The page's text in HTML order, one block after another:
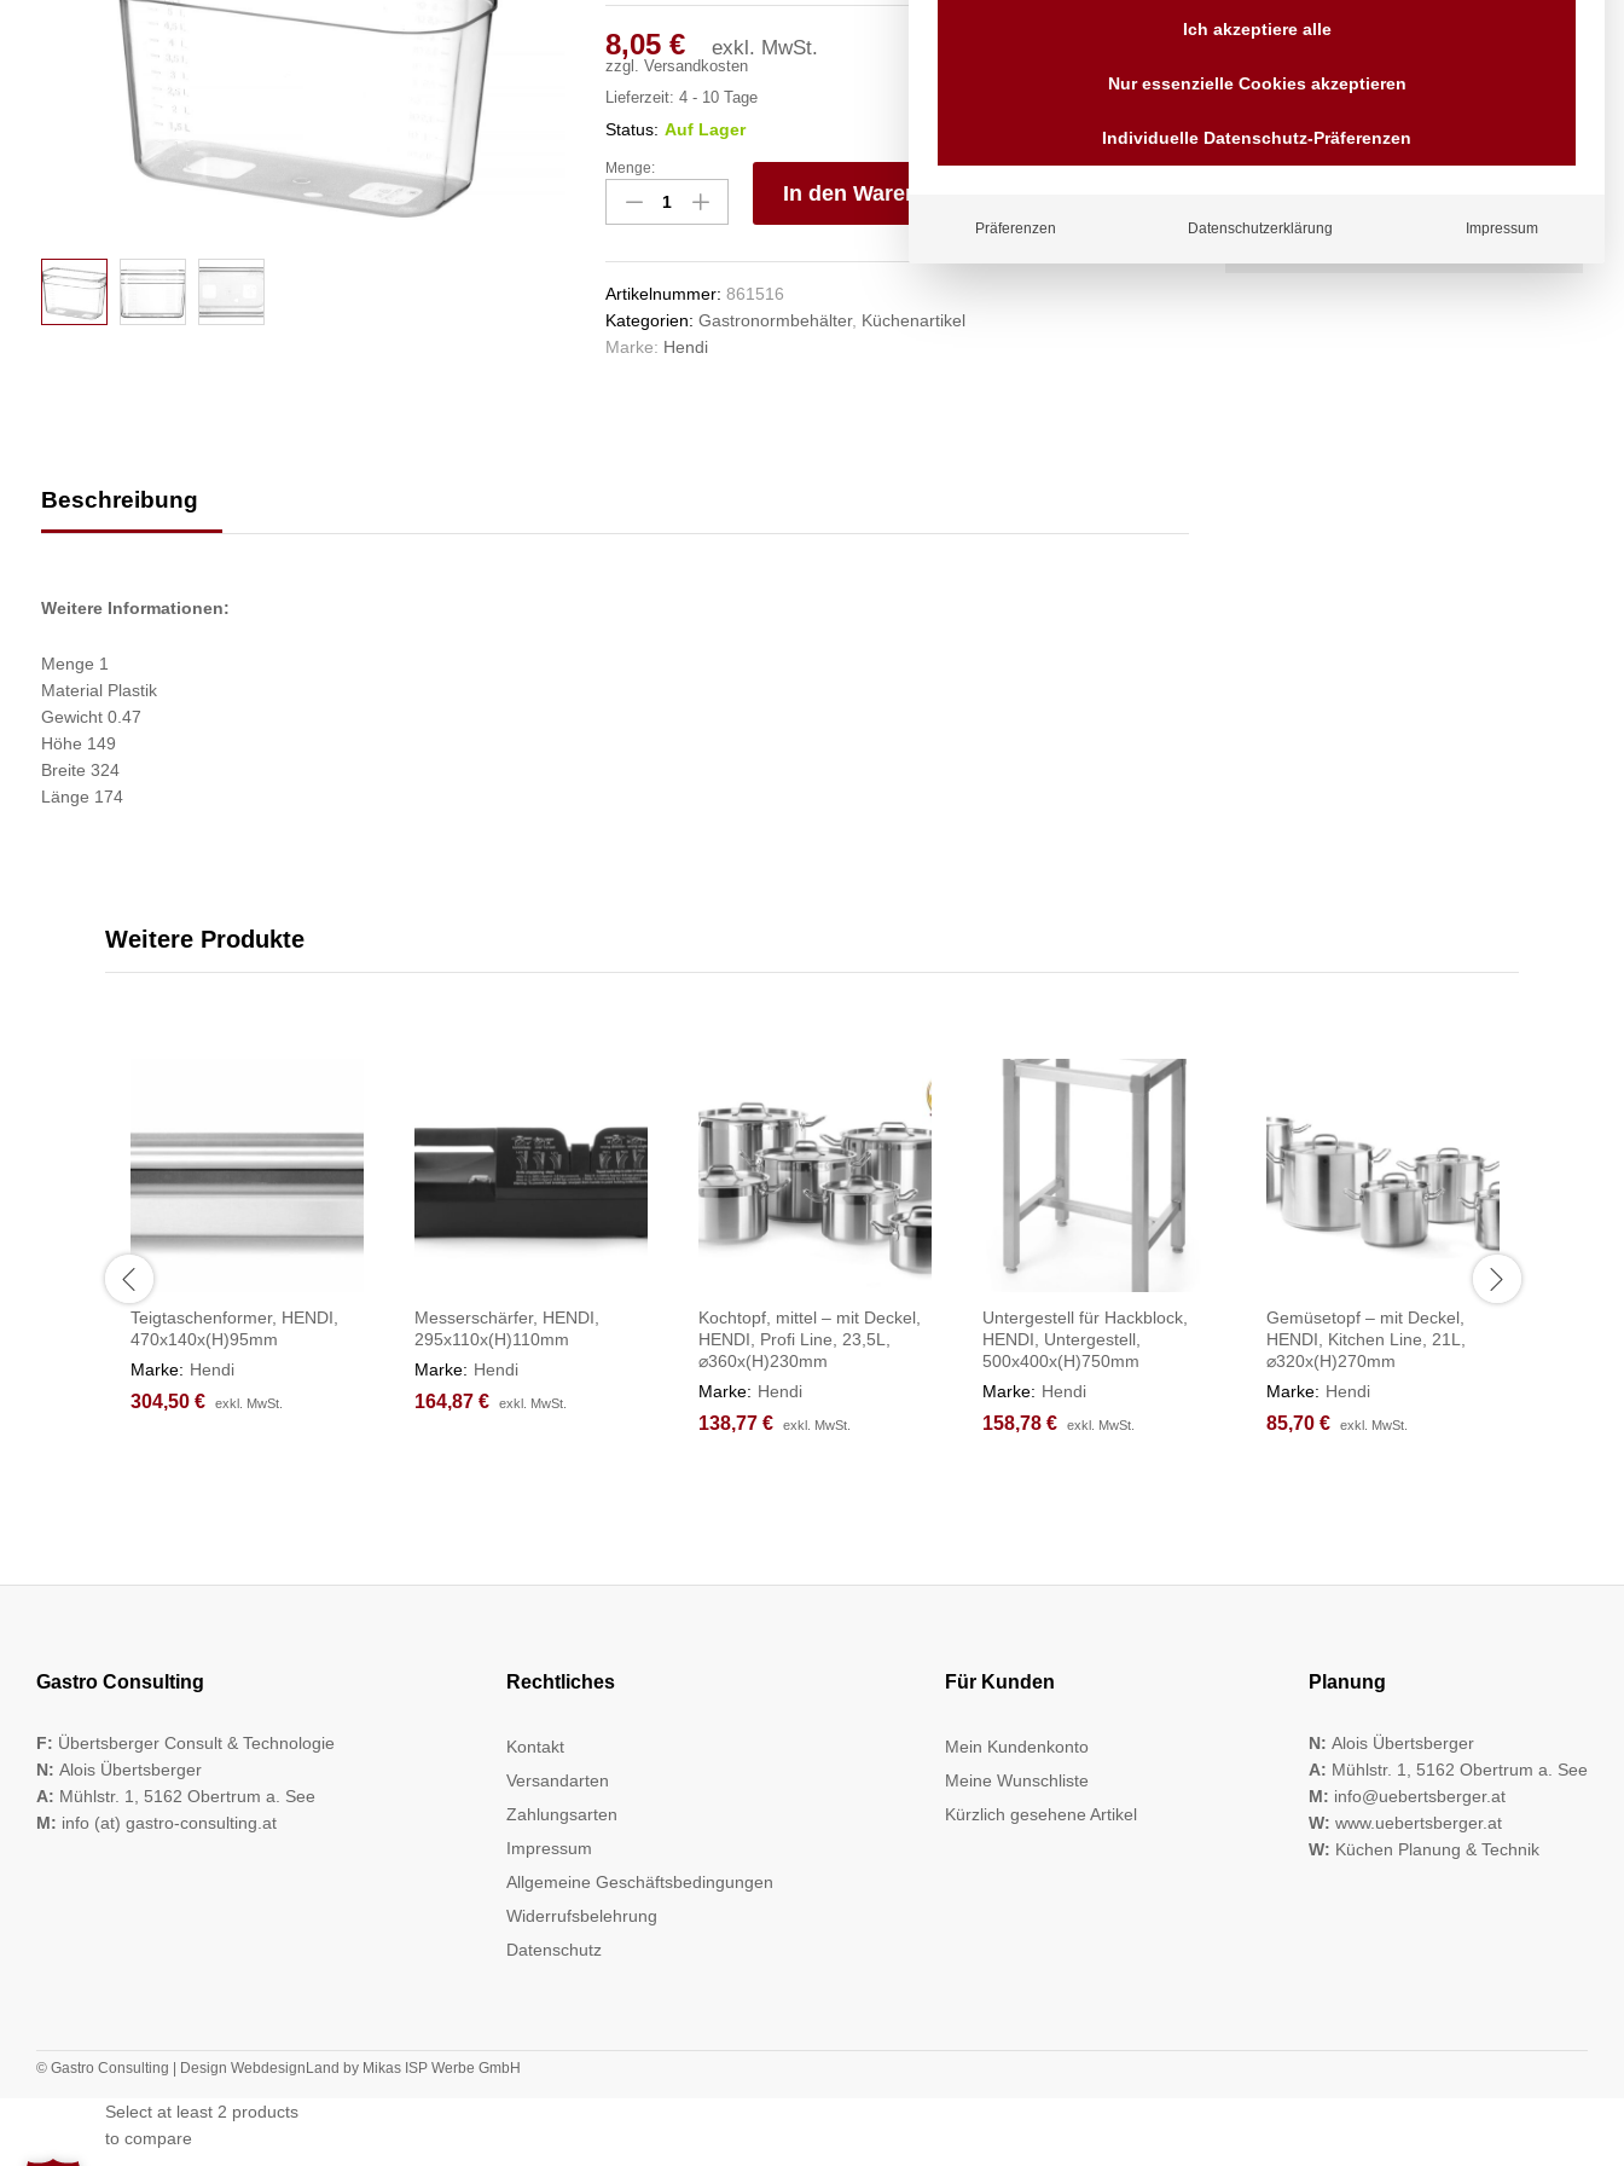
8,05 € exkl. MwSt.
zzgl. Versandkosten
Lieferzeit: 4 - 10 Tage
Status: Auf Lager
Gastronorm-
Behälter
1/3,
Line,
GN
1/3,
Menge:
In den Warenkorb
Artikelnummer: 861516
Kategorien: Gastronormbehälter, Küchenartikel
Marke: Hendi
Beschreibung
Weitere Informationen:
Menge 1
Material Plastik
Gewicht 0.47
Höhe 149
Breite 324
Länge 174
Wir sind seit über 40 Jahren
Vorrauskasse Paypal,
EPS oder GiroPay
Weitere Produkte
Teigtaschenformer, HENDI,
470x140x(H)95mm
Marke: Hendi
304,50 € exkl. MwSt.
304,50 € exkl. MwSt.
Messerschärfer, HENDI,
295x110x(H)110mm
Marke: Hendi
164,87 € exkl. MwSt.
164,87 € exkl. MwSt.
Kochtopf, mittel – mit Deckel,
HENDI, Profi Line, 23,5L,
⌀360x(H)230mm
Marke: Hendi
138,77 € exkl. MwSt.
138,77 € exkl. MwSt.
Untergestell für Hackblock,
HENDI, Untergestell,
500x400x(H)750mm
Marke: Hendi
158,78 € exkl. MwSt.
158,78 € exkl. MwSt.
Gemüsetopf – mit Deckel,
HENDI, Kitchen Line, 21L,
⌀320x(H)270mm
Marke: Hendi
85,70 € exkl. MwSt.
85,70 € exkl. MwSt.
Gastro Consulting
F: Übertsberger Consult & Technologie
N: Alois Übertsberger
A: Mühlstr. 1, 5162 Obertrum a. See
M: info (at) gastro-consulting.at
Rechtliches
Kontakt
Versandarten
Zahlungsarten
Impressum
Allgemeine Geschäftsbedingungen
Widerrufsbelehrung
Datenschutz
Für Kunden
Mein Kundenkonto
Meine Wunschliste
Kürzlich gesehene Artikel
Planung
N: Alois Übertsberger
A: Mühlstr. 1, 5162 Obertrum a. See
M: info@uebertsberger.at
W: www.uebertsberger.at
W: Küchen Planung & Technik
© Gastro Consulting | Design WebdesignLand by Mikas ISP Werbe GmbH
Ich akzeptiere alle
Nur essenzielle Cookies akzeptieren
Individuelle Datenschutz-Präferenzen
Präferenzen Datenschutzerklärung Impressum
Select at least 2 products
to compare